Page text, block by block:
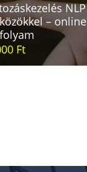
NLP
– online
Ft